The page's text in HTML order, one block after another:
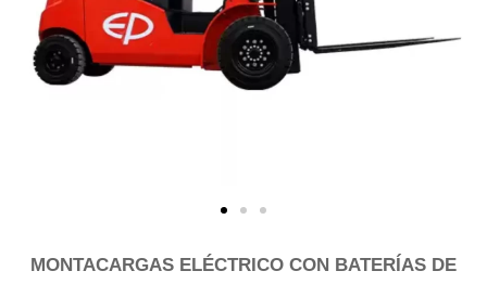
MONTACARGAS ELÉCTRICO CON BATERÍAS DE